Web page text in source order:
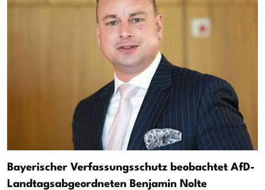
Bayerischer Verfassungsschutz beobachtet AfD-
Landtagsabgeordneten Benjamin Nolte